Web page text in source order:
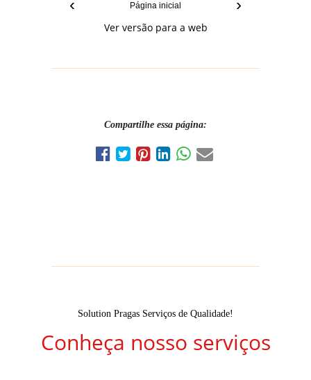
‹ ›
Página inicial
Ver versão para a web
Compartilhe essa página:
Solution Pragas Serviços de Qualidade!
Conheça nosso serviços